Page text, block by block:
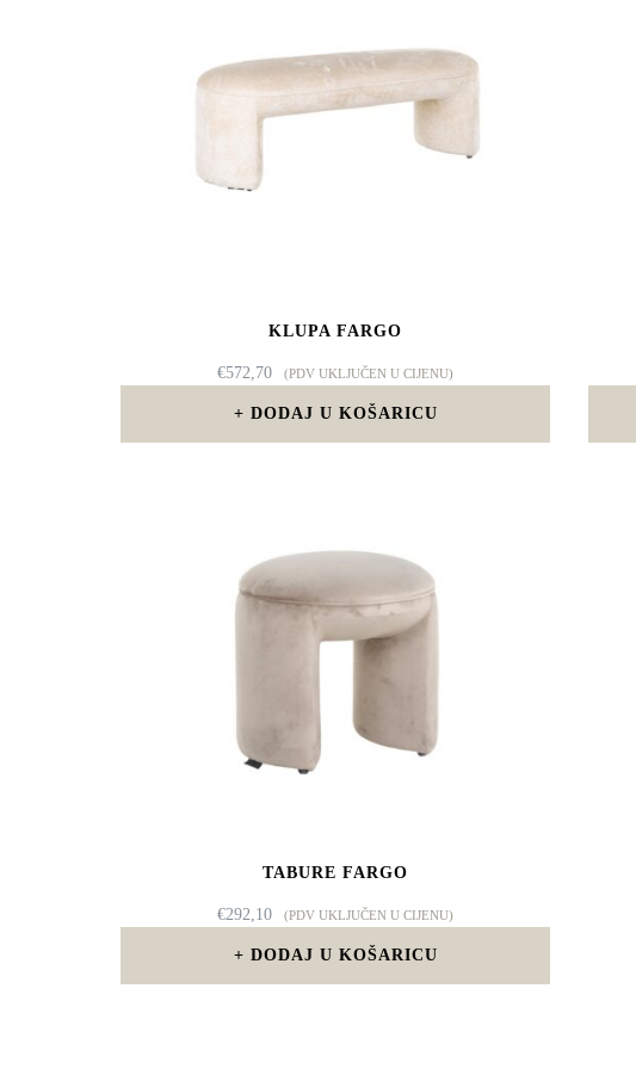
KLUPA FARGO
€572,70 (PDV UKLJUČEN U CIJENU)
DODAJ U KOŠARICU
TABURE FARGO
€292,10 (PDV UKLJUČEN U CIJENU)
DODAJ U KOŠARICU